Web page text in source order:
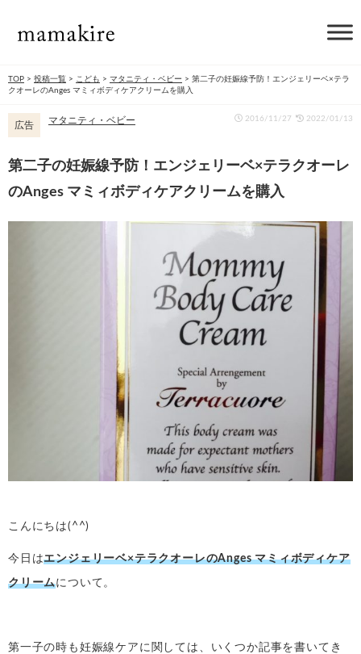
TOP > 投稿一覧 > こども > マタニティ・ベビー > 第二子の妊娠線予防！エンジェリーベ×テラ
クオーレのAnges マミィボディケアクリームを購入
広告 マタニティ・ベビー 2016/11/27 2022/01/13
第二子の妊娠線予防！エンジェリーベ×テラクオーレ
のAnges マミィボディケアクリームを購入
こんにちは(^^)
今日はエンジェリーベ×テラクオーレのAnges マミィボディケア
クリームについて。
第一子の時も妊娠線ケアに関しては、いくつか記事を書いてき